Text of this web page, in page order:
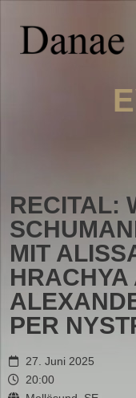
RECITAL:
MIT
HRACHYA
PER
27. Juni 2025
20:00